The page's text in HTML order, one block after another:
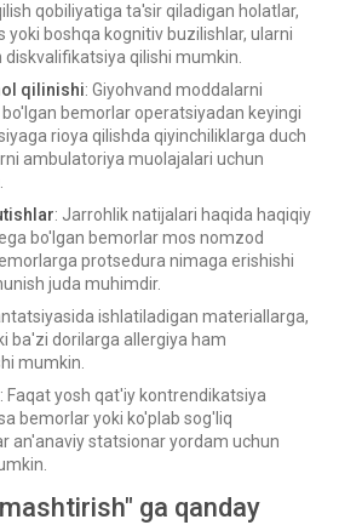
qobiliyatiga ta'sir qiladigan holatlar,
yoki boshqa kognitiv buzilishlar, ularni
qilishi mumkin.
qilinishi: Giyohvand moddalarni
bemorlar operatsiyadan keyingi
rioya qilishda qiyinchiliklarga duch
ambulatoriya muolajalari uchun
: Jarrohlik natijalari haqida haqiqiy
bo'lgan bemorlar mos nomzod
protsedura nimaga erishishi
juda muhimdir.
ishlatiladigan materiallarga,
ba'zi dorilarga allergiya ham
mumkin.
: Faqat yosh qat'iy kontrendikatsiya
bemorlar yoki ko'plab sog'liq
an'anaviy statsionar yordam uchun
ga qanday